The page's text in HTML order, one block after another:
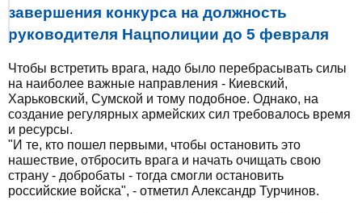
завершения конкурса на должность
руководителя Нацполиции до 5 февраля
Чтобы встретить врага, надо было перебрасывать силы
на наиболее важные направления - Киевский,
Харьковский, Сумской и тому подобное. Однако, на
создание регулярных армейских сил требовалось время
и ресурсы.
"И те, кто пошел первыми, чтобы остановить это
нашествие, отбросить врага и начать очищать свою
страну - добробаты - тогда смогли остановить
российские войска", - отметил Александр Турчинов.